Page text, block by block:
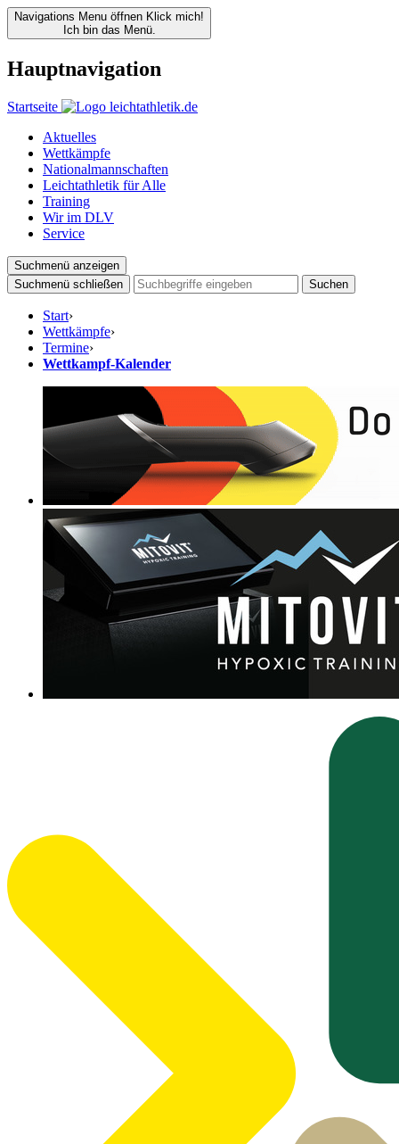
Navigations Menu öffnen Klick mich!
Ich bin das Menü.
Hauptnavigation
Startseite
Aktuelles
Wettkämpfe
Nationalmannschaften
Leichtathletik für Alle
Training
Wir im DLV
Service
Suchmenü anzeigen
Suchmenü schließen
Suchen
Start›
Wettkämpfe›
Termine›
Wettkampf-Kalender